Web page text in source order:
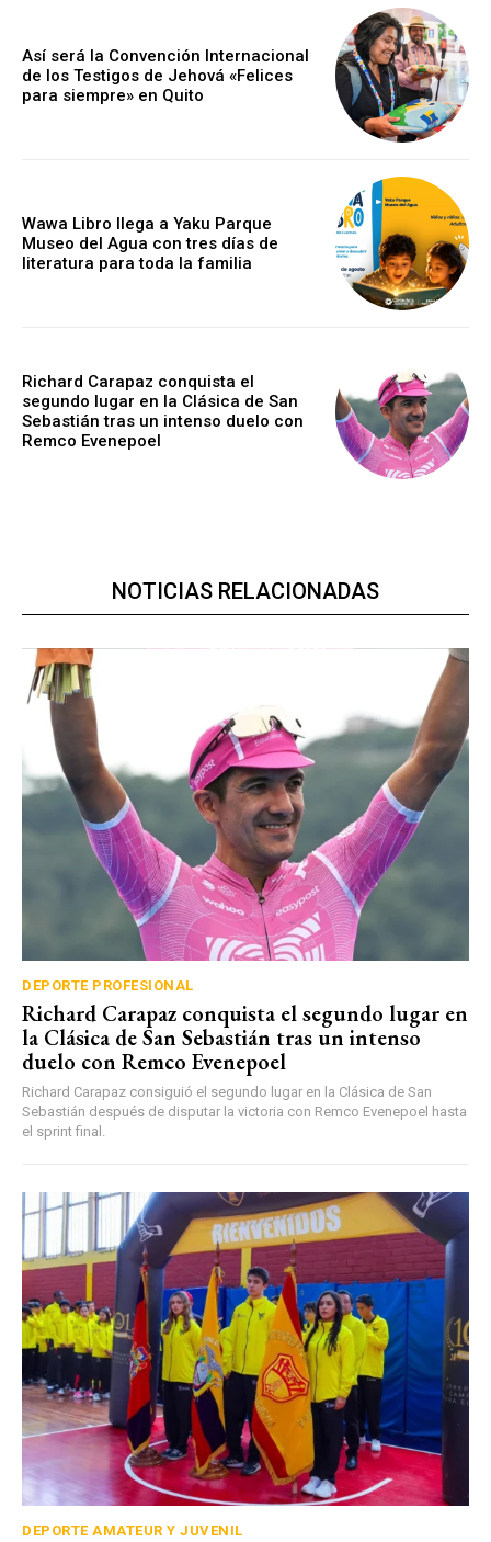
Así será la Convención Internacional
de los Testigos de Jehová «Felices
para siempre» en Quito
Wawa Libro llega a Yaku Parque
Museo del Agua con tres días de
literatura para toda la familia
Richard Carapaz conquista el
segundo lugar en la Clásica de San
Sebastián tras un intenso duelo con
Remco Evenepoel
NOTICIAS RELACIONADAS
DEPORTE PROFESIONAL
Richard Carapaz conquista el segundo lugar en
la Clásica de San Sebastián tras un intenso
duelo con Remco Evenepoel
Richard Carapaz consiguió el segundo lugar en la Clásica de San
Sebastián después de disputar la victoria con Remco Evenepoel hasta
el sprint final.
DEPORTE AMATEUR Y JUVENIL